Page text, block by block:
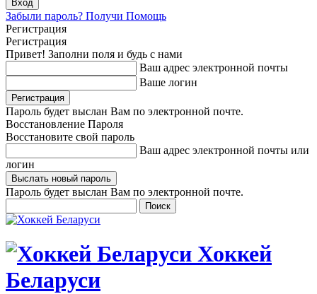
Забыли пароль? Получи Помощь
Регистрация
Регистрация
Привет! Заполни поля и будь с нами
Ваш адрес электронной почты
Ваше логин
Пароль будет выслан Вам по электронной почте.
Восстановление Пароля
Восстановите свой пароль
Ваш адрес электронной почты или
логин
Пароль будет выслан Вам по электронной почте.
Хоккей
Беларуси